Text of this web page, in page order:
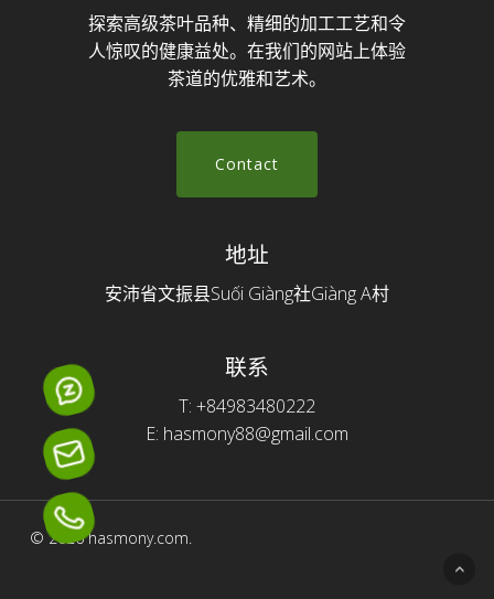
探索高级茶叶品种、精细的加工工艺和令
人惊叹的健康益处。在我们的网站上体验
茶道的优雅和艺术。
Contact
地址
安沛省文振县Suối Giàng社Giàng A村
联系
T: +84983480222
E: hasmony88@gmail.com
© 2026 hasmony.com.